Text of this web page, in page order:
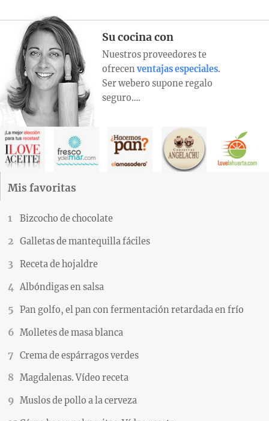
Su cocina con
Nuestros proveedores te
ofrecen ventajas especiales.
Ser webero supone regalo
seguro….
Mis favoritas
Bizcocho de chocolate
Galletas de mantequilla fáciles
Receta de hojaldre
Albóndigas en salsa
Pan golfo, el pan con fermentación retardada en frío
Molletes de masa blanca
Crema de espárragos verdes
Magdalenas. Vídeo receta
Muslos de pollo a la cerveza